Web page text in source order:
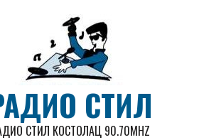
СТИЛ
СТИЛ КОСТОЛАЦ 90.70MHZ